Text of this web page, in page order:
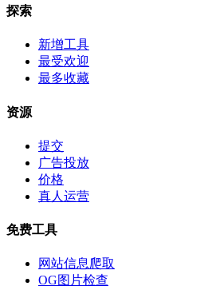
探索
新增工具
最受欢迎
最多收藏
资源
提交
广告投放
价格
真人运营
免费工具
网站信息爬取
OG图片检查